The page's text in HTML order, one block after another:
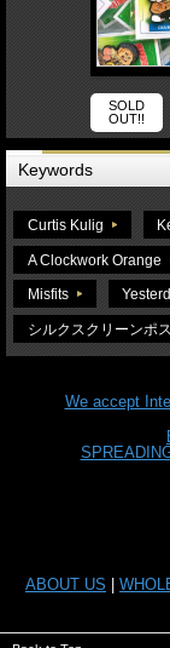
SOLD
OUT!!
Keywords
Curtis Kulig
A Clockwork Orange
Misfits
シルクスクリーンポ
We accept
ABOUT US |